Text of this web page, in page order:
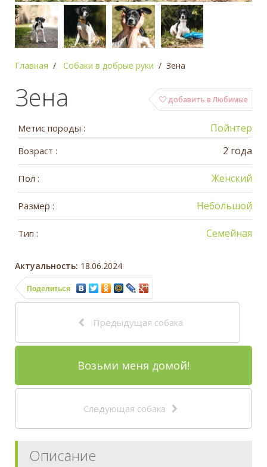
Главная Собаки в добрые руки Зена
добавить в Любимые
Зена
Метис породы : Пойнтер
Возраст : 2 года
Пол : Женский
Размер : Небольшой
Тип : Семейная
Актуальность: 18.06.2024
Поделиться
Предыдущая собака
Возьми меня домой!
Следующая собака
Описание